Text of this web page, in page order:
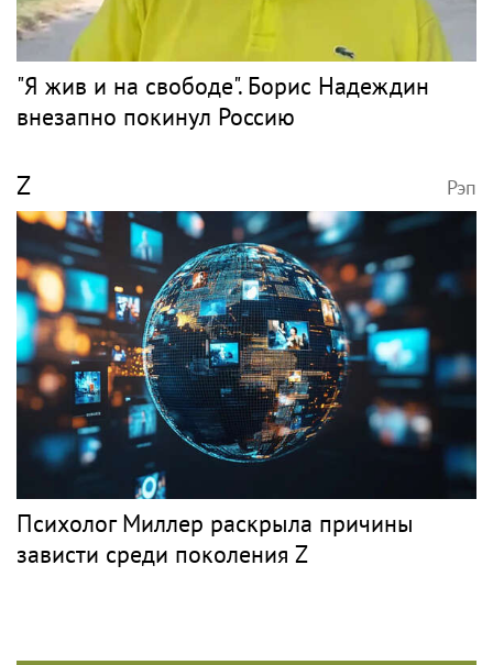
"Я жив и на свободе". Борис Надеждин
внезапно покинул Россию
Z Рэп
Психолог Миллер раскрыла причины
зависти среди поколения Z